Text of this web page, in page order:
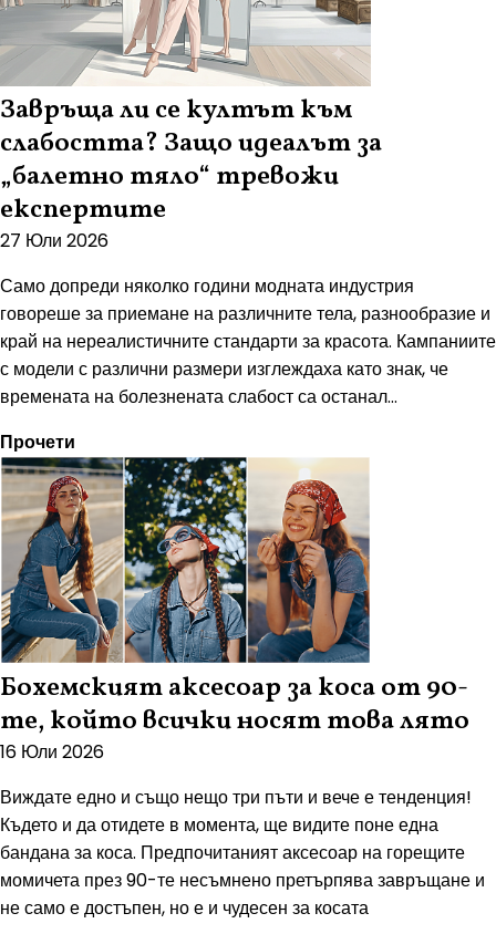
Завръща ли се култът към
слабостта? Защо идеалът за
„балетно тяло“ тревожи
експертите
27 Юли 2026
Само допреди няколко години модната индустрия
говореше за приемане на различните тела, разнообразие и
край на нереалистичните стандарти за красота. Кампаниите
с модели с различни размери изглеждаха като знак, че
времената на болезнената слабост са останал...
Прочети
Бохемският аксесоар за коса от 90-
те, който всички носят това лято
16 Юли 2026
Виждате едно и също нещо три пъти и вече е тенденция!
Където и да отидете в момента, ще видите поне една
бандана за коса. Предпочитаният аксесоар на горещите
момичета през 90-те несъмнено претърпява завръщане и
не само е достъпен, но е и чудесен за косата